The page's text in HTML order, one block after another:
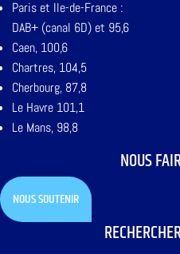
Paris et Ile-de-France :
DAB+ (canal 6D) et 95,6
Caen, 100,6
Chartres, 104,5
Cherbourg, 87,8
Le Havre 101,1
Le Mans, 98,8
NOUS
NOUS SOUTENIR